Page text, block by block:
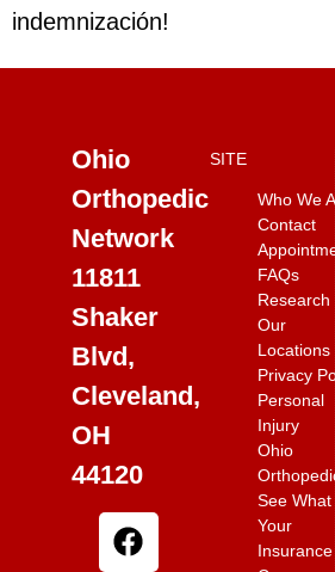
indemnización!
Ohio
Orthopedic
Network
11811
Shaker
Blvd,
Cleveland,
OH
44120
SITE
Who We
Contact
FAQs
Research
Our
Locations
Privacy
Personal
Injury
Ohio
See What
Your
Insurance